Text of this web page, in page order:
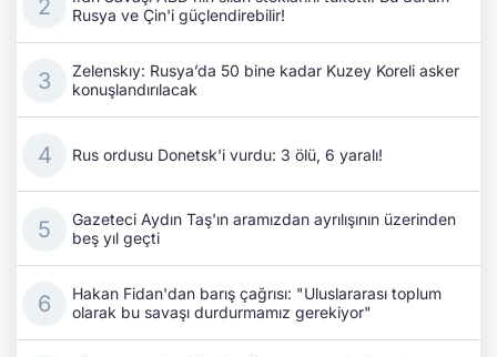
Rusya ve Çin'i güçlendirebilir!
Zelenskıy: Rusya’da 50 bine kadar Kuzey Koreli asker
konuşlandırılacak
Rus ordusu Donetsk'i vurdu: 3 ölü, 6 yaralı!
Gazeteci Aydın Taş'ın aramızdan ayrılışının üzerinden
beş yıl geçti
Hakan Fidan'dan barış çağrısı: "Uluslararası toplum
olarak bu savaşı durdurmamız gerekiyor"